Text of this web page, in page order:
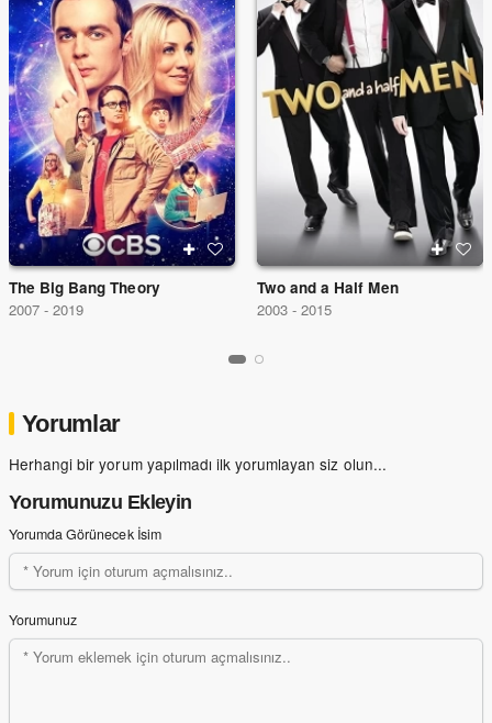
The Big Bang Theory
2007 - 2019
Two and a Half Men
2003 - 2015
Yorumlar
Herhangi bir yorum yapılmadı ilk yorumlayan siz olun...
Yorumunuzu Ekleyin
Yorumda Görünecek İsim
Yorumunuz